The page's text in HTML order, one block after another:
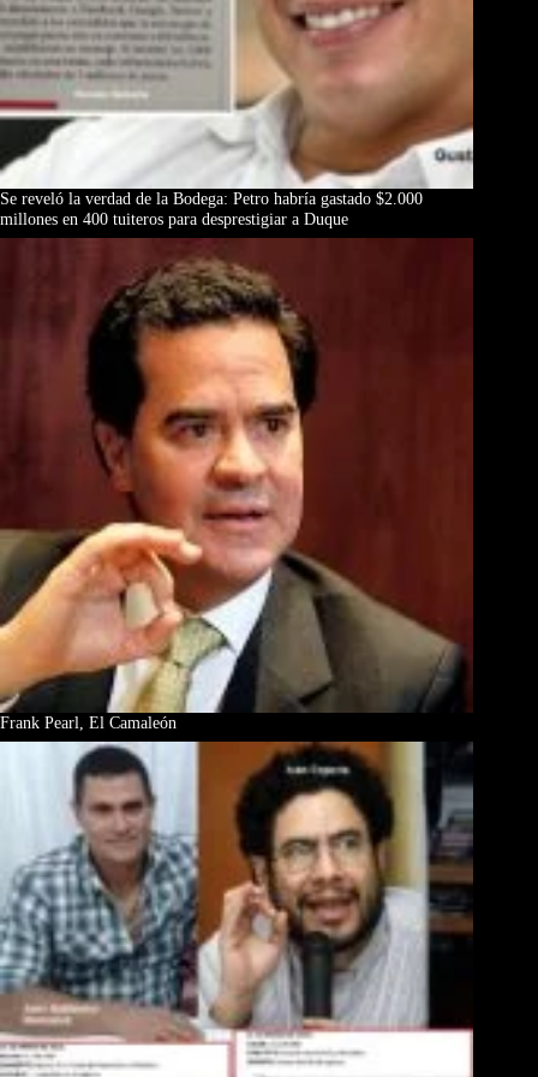
Se reveló la verdad de la Bodega: Petro habría gastado $2.000
millones en 400 tuiteros para desprestigiar a Duque
Frank Pearl, El Camaleón